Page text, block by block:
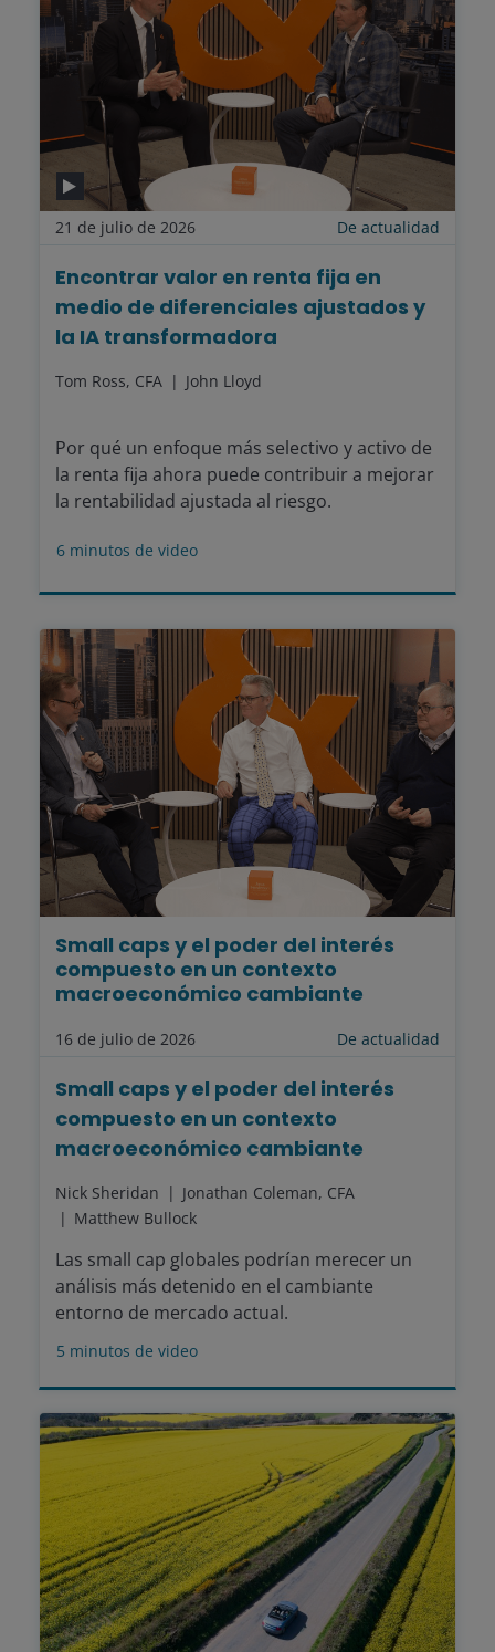
21 de julio de 2026 De actualidad
Encontrar valor en renta fija en
medio de diferenciales ajustados y
la IA transformadora
Tom Ross, CFA John Lloyd
Por qué un enfoque más selectivo y activo de
la renta fija ahora puede contribuir a mejorar
la rentabilidad ajustada al riesgo.
6 minutos de video
16 de julio de 2026 De actualidad
Small caps y el poder del interés
compuesto en un contexto
macroeconómico cambiante
Small caps y el poder del interés
compuesto en un contexto
macroeconómico cambiante
Nick Sheridan
Jonathan Coleman, CFA
Matthew Bullock
Las small cap globales podrían merecer un
análisis más detenido en el cambiante
entorno de mercado actual.
5 minutos de video